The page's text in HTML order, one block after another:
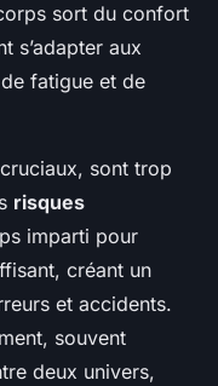
sort du confort
s’adapter aux
fatigue et de
sont trop
risques
imparti pour
créant un
et accidents.
souvent
deux univers,